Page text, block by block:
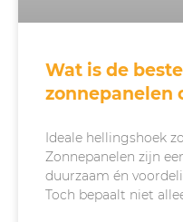
Wat is de
zonnepanelen
Ideale hellingshoek
Zonnepanelen zijn
duurzaam én
Toch bepaalt niet